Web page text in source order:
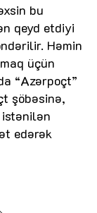
bu
qeyd etdiyi
Həmin
üçün
“Azərpoçt”
şöbəsinə,
edərək